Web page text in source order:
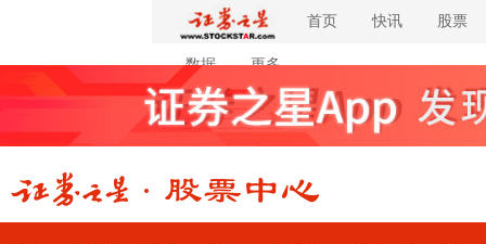
首页 快讯 股票
数据 更多